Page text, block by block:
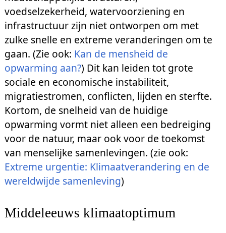
voedselzekerheid, watervoorziening en
infrastructuur zijn niet ontworpen om met
zulke snelle en extreme veranderingen om te
gaan. (Zie ook: Kan de mensheid de
opwarming aan?) Dit kan leiden tot grote
sociale en economische instabiliteit,
migratiestromen, conflicten, lijden en sterfte.
Kortom, de snelheid van de huidige
opwarming vormt niet alleen een bedreiging
voor de natuur, maar ook voor de toekomst
van menselijke samenlevingen. (zie ook:
Extreme urgentie: Klimaatverandering en de
wereldwijde samenleving)
Middeleeuws klimaatoptimum